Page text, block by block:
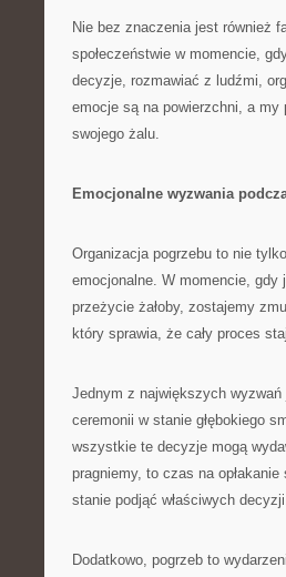
Nie bez znaczenia jest również
społeczeństwie w momencie,
decyzje, rozmawiać z ludźmi,
emocje są na powierzchni, a
swojego żalu.
Emocjonalne wyzwania
Organizacja pogrzebu to nie
emocjonalne. W momencie,
przeżycie żałoby, zostajemy
który sprawia, że cały proces
Jednym z największych
ceremonii w stanie głębokiego
wszystkie te decyzje mogą
pragniemy, to czas na
stanie podjąć właściwych
Dodatkowo, pogrzeb to